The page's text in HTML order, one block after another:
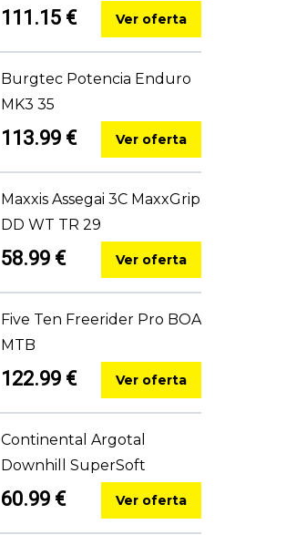
111.15 € Ver oferta
Burgtec Potencia Enduro
MK3 35
113.99 € Ver oferta
Maxxis Assegai 3C MaxxGrip
DD WT TR 29
58.99 € Ver oferta
Five Ten Freerider Pro BOA
MTB
122.99 € Ver oferta
Continental Argotal
Downhill SuperSoft
60.99 € Ver oferta